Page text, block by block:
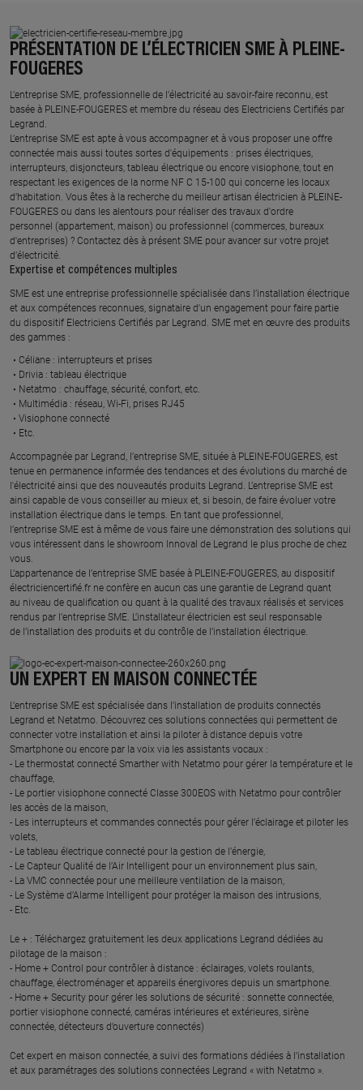
PRÉSENTATION DE L’ÉLECTRICIEN SME À PLEINE-
FOUGERES
L’entreprise SME, professionnelle de l’électricité au savoir-faire reconnu, est
basée à PLEINE-FOUGERES et membre du réseau des Electriciens Certifiés par
Legrand.​
L’entreprise SME est apte à vous accompagner et à vous proposer une offre
connectée mais aussi toutes sortes d'équipements : prises électriques,
interrupteurs, disjoncteurs, tableau électrique ou encore visiophone, tout en
respectant les exigences de la norme NF C 15-100 qui concerne les locaux
d’habitation. Vous êtes à la recherche du meilleur artisan électricien à PLEINE-
FOUGERES ou dans les alentours pour réaliser des travaux d'ordre
personnel (appartement, maison) ou professionnel (commerces, bureaux
d'entreprises) ? Contactez dès à présent SME pour avancer sur votre projet
d’électricité.
Expertise et compétences multiples​
​SME est une entreprise professionnelle spécialisée dans l’installation électrique
et aux compétences reconnues, ​signataire d'un engagement pour faire partie
du dispositif Electriciens Certifiés par Legrand​. SME met en œuvre des produits
des gammes : ​
Céliane : interrupteurs et prises ​
Drivia : tableau électrique ​
Netatmo : chauffage, sécurité, confort, etc.​
Multimédia : réseau, Wi-Fi, prises RJ45​
Visiophone connecté​
Etc.​
​Accompagnée par Legrand, l’entreprise SME, située à PLEINE-FOUGERES, est
tenue en permanence informée des tendances et des évolutions du marché de
l'électricité ainsi que des nouveautés produits Legrand. L’entreprise SME est
ainsi capable de vous conseiller au mieux et, si besoin, de faire évoluer votre
installation électrique dans le temps. En tant que professionnel,
l’entreprise SME est à même de vous faire une démonstration des solutions qui
vous intéressent dans le showroom Innoval de Legrand le plus proche de chez
vous.​
L’appartenance de l’entreprise SME basée à PLEINE-FOUGERES, au dispositif
électriciencertifié.fr ne confère en aucun cas une garantie de Legrand quant
au niveau de qualification ou quant à la qualité des travaux réalisés et services
rendus par l’entreprise SME. L’installateur électricien est seul responsable
de l’installation des produits et du contrôle de l’installation électrique.
UN EXPERT EN MAISON CONNECTÉE
L’entreprise SME est spécialisée dans l’installation de produits connectés
Legrand et Netatmo. Découvrez ces solutions connectées qui permettent de
connecter votre installation et ainsi la piloter à distance depuis votre
Smartphone ou encore par la voix via les assistants vocaux :
- Le thermostat connecté Smarther with Netatmo pour gérer la température et le
chauffage,
- Le portier visiophone connecté Classe 300EOS with Netatmo pour contrôler
les accès de la maison,
- Les interrupteurs et commandes connectés pour gérer l’éclairage et piloter les
volets,
- Le tableau électrique connecté pour la gestion de l’énergie,
- Le Capteur Qualité de l’Air Intelligent pour un environnement plus sain,
- La VMC connectée pour une meilleure ventilation de la maison,
- Le Système d’Alarme Intelligent pour protéger la maison des intrusions,
- Etc.
Le + : Téléchargez gratuitement les deux applications Legrand dédiées au
pilotage de la maison :
- Home + Control pour contrôler à distance : éclairages, volets roulants,
chauffage, électroménager et appareils énergivores depuis un smartphone.
- Home + Security pour gérer les solutions de sécurité : sonnette connectée,
portier visiophone connecté, caméras intérieures et extérieures, sirène
connectée, détecteurs d’ouverture connectés)
Cet expert en maison connectée, a suivi des formations dédiées à l’installation
et aux paramétrages des solutions connectées Legrand « with Netatmo ».